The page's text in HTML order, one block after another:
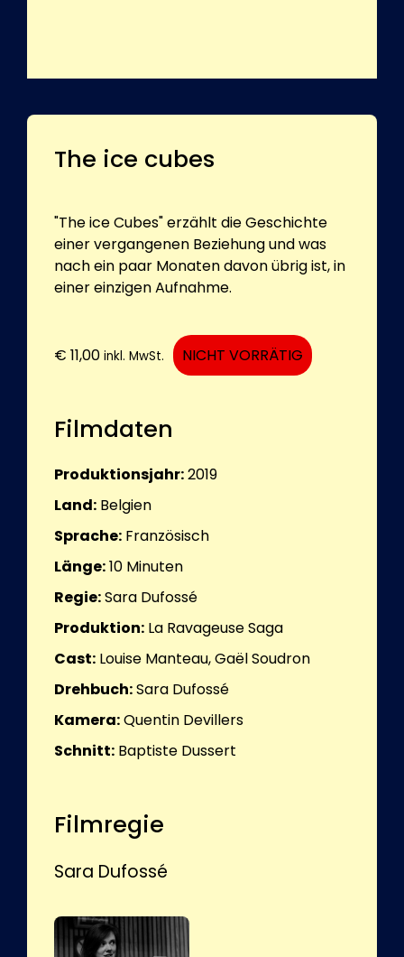
The ice cubes
"The ice Cubes" erzählt die Geschichte
einer vergangenen Beziehung und was
nach ein paar Monaten davon übrig ist, in
einer einzigen Aufnahme.
€ 11,00 inkl. MwSt. NICHT VORRÄTIG
Filmdaten
Produktionsjahr:2019
Land: Belgien
Sprache: Französisch
Länge:10 Minuten
Regie:Sara Dufossé
Produktion: La Ravageuse Saga
Cast: Louise Manteau, Gaël Soudron
Drehbuch:Sara Dufossé
Kamera:Quentin Devillers
Schnitt: Baptiste Dussert
Filmregie
Sara Dufossé